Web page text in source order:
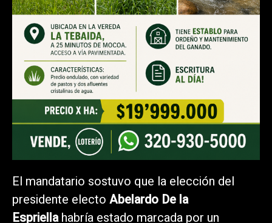
El mandatario sostuvo que la elección del
presidente electo Abelardo De la
Espriellahabría estado marcada por un